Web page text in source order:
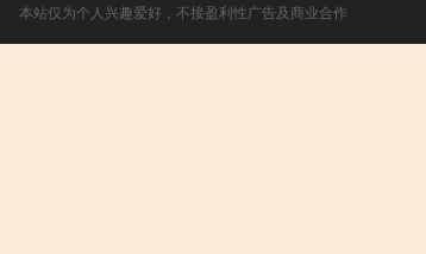
本站仅为个人兴趣爱好，不接盈利性广告及商业合作